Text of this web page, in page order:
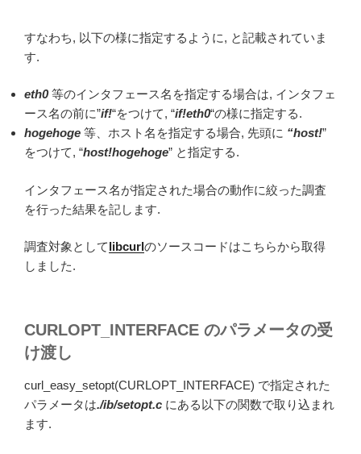
すなわち, 以下の様に指定するように, と記載されていま
す.
eth0等のインタフェース名を指定する場合は, インタフェ
ース名の前に”if!“をつけて, “if!eth0“の様に指定する.
hogehoge 等、ホスト名を指定する場合, 先頭に “host!”
をつけて, “host!hogehoge” と指定する.
インタフェース名が指定された場合の動作に絞った調査
を行った結果を記します.
調査対象としてlibcurlのソースコードはこちらから取得
しました.
CURLOPT_INTERFACE のパラメータの受
け渡し
curl_easy_setopt(CURLOPT_INTERFACE) で指定された
パラメータは./ib/setopt.c にある以下の関数で取り込まれ
ます.